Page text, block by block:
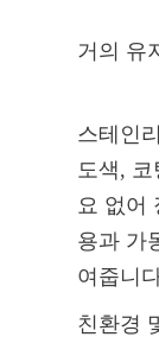
거의 유
스테인
도색,
요 없어
용과 가
여줍니
친환경